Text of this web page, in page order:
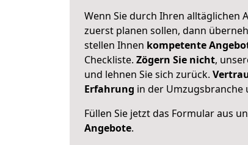
Wenn Sie durch Ihren alltäglichen
zuerst planen sollen, dann
stellen Ihnen kompetente
Checkliste. Zögern Sie nicht,
und lehnen Sie sich zurück.
Erfahrung in der Umzugsbranche
Füllen Sie jetzt das Formular aus
Angebote.